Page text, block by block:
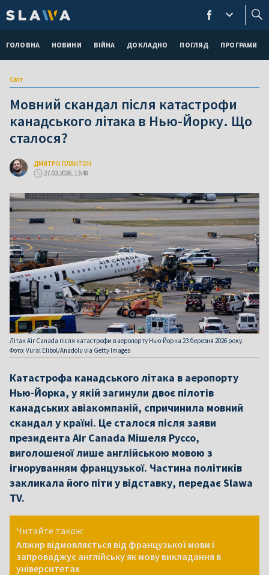
ГОЛОВНА НОВИНИ ВІЙНА ДОКЛАДНО ПОГЛЯД ПРОГРАМИ
Світ
Мовний скандал після катастрофи
канадського літака в Нью-Йорку. Що
сталося?
ДМИТРО ПЛАНТОН
27.03.2026, 13:48
Літак Air Canada після катастрофи в аеропорту Нью-Йорка 23 березня 2026 року.
Фото: Vural Elibol/Anadolu via Getty Images
Катастрофа канадського літака в аеропорту
Нью-Йорка, у якій загинули двоє пілотів
канадських авіакомпаній, спричинила мовний
скандал у країні. Це сталося після заяви
президента Air Canada Мішеля Руссо,
виголошеної лише англійською мовою з
ігноруванням французької. Частина політиків
закликала його піти у відставку, передає Slawa
TV.
Читайте також:
Алжир відмовляється від французької мови і
запроваджує англійську як мову викладання в
університетах